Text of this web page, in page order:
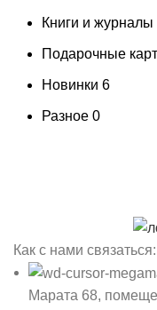
Книги и журналы
Подарочные
Новинки 6
Разное 0
Как с нами связаться:
Марата 68,